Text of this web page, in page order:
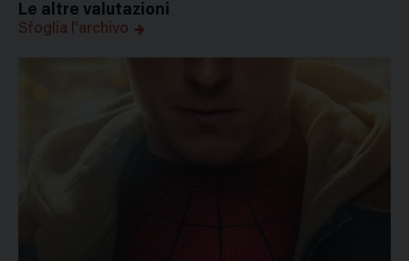
Le altre valutazioni
Sfoglia l'archivo